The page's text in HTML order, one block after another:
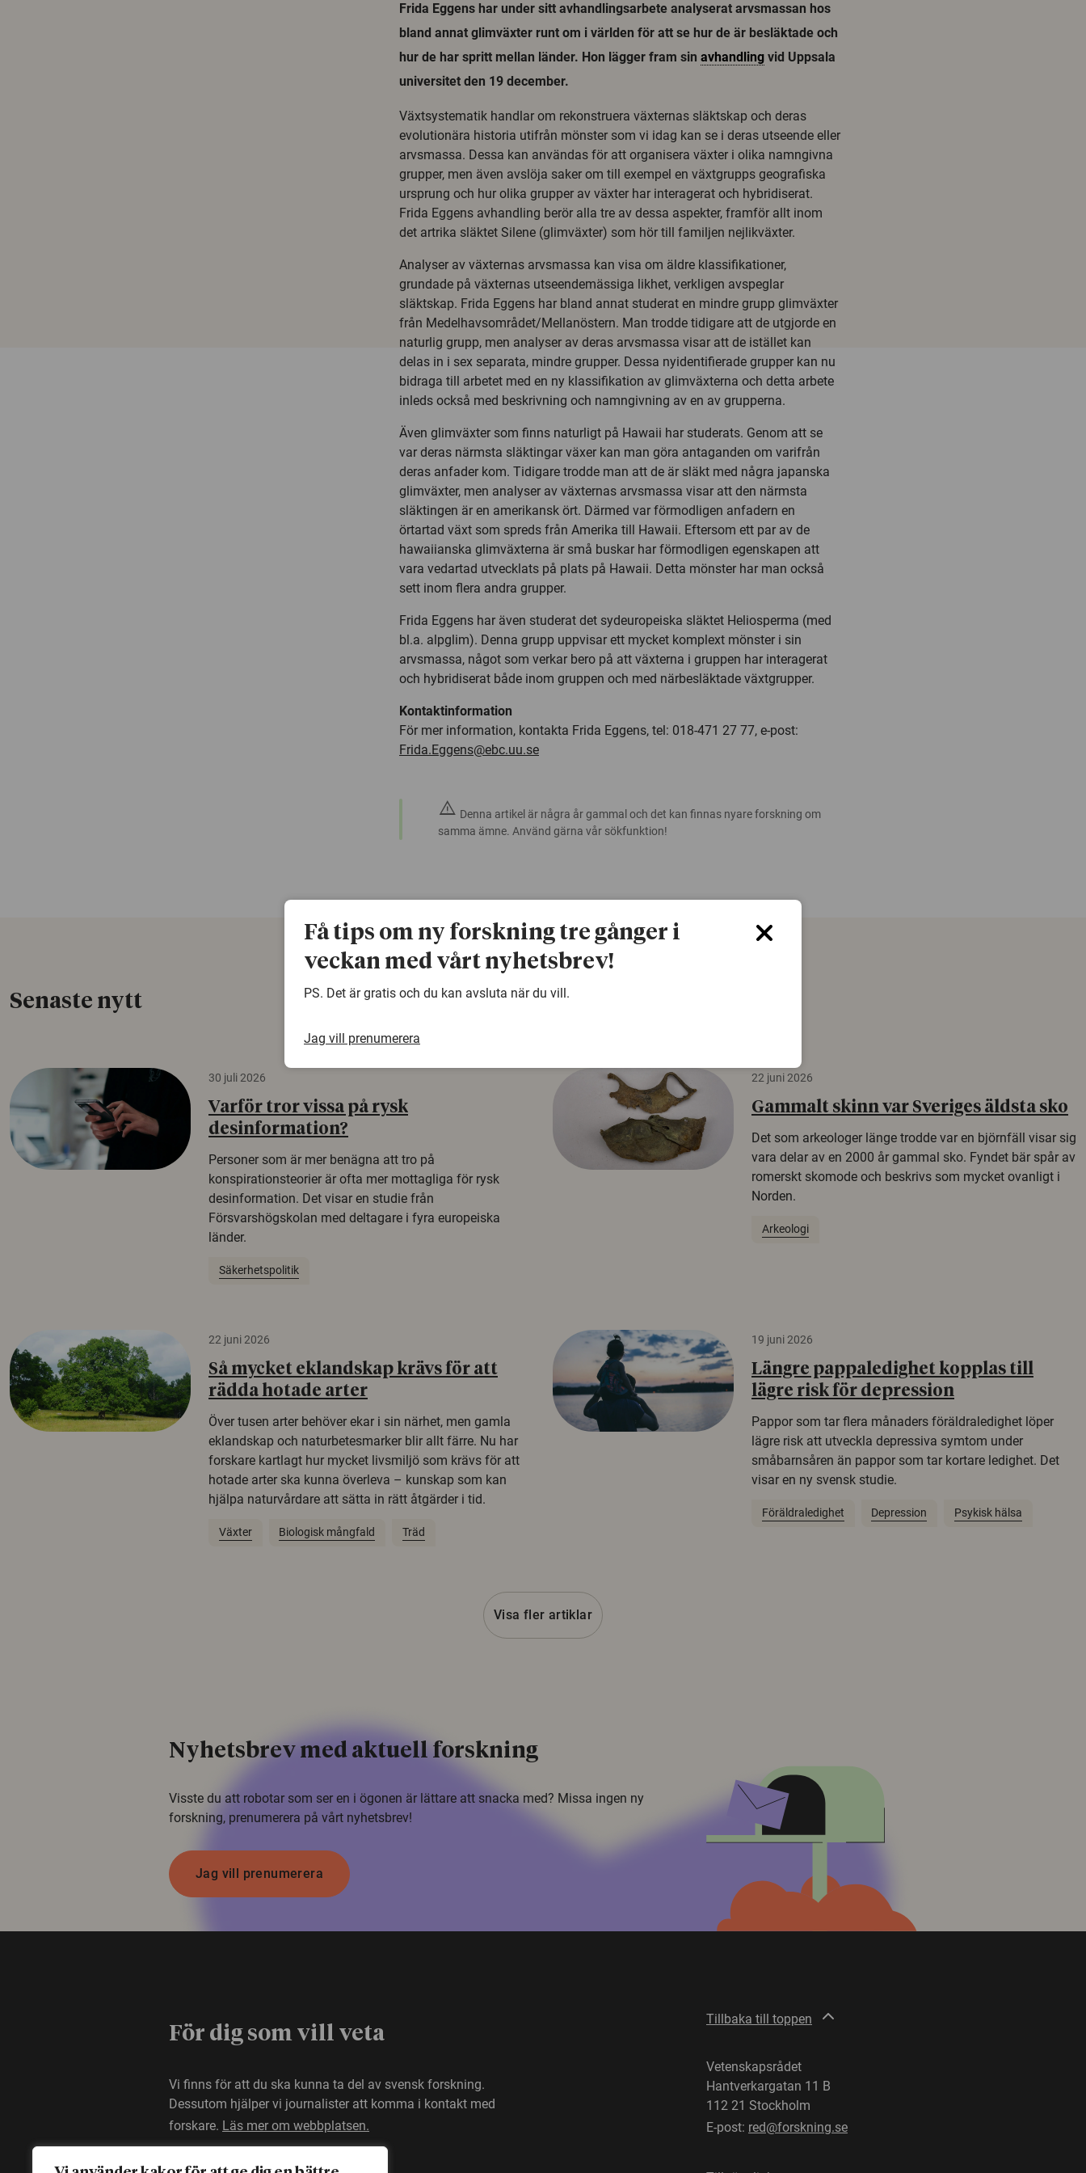
Frida Eggens har under sitt avhandlingsarbete analyserat arvsmassan hos
bland annat glimväxter runt om i världen för att se hur de är besläktade och
hur de har spritt mellan länder. Hon lägger fram sin avhandling vid Uppsala
universitet den 19 december.
Växtsystematik handlar om rekonstruera växternas släktskap och deras
evolutionära historia utifrån mönster som vi idag kan se i deras utseende eller
arvsmassa. Dessa kan användas för att organisera växter i olika namngivna
grupper, men även avslöja saker om till exempel en växtgrupps geografiska
ursprung och hur olika grupper av växter har interagerat och hybridiserat.
Frida Eggens avhandling berör alla tre av dessa aspekter, framför allt inom
det artrika släktet Silene (glimväxter) som hör till familjen nejlikväxter.
Analyser av växternas arvsmassa kan visa om äldre klassifikationer,
grundade på växternas utseendemässiga likhet, verkligen avspeglar
släktskap. Frida Eggens har bland annat studerat en mindre grupp glimväxter
från Medelhavsområdet/Mellanöstern. Man trodde tidigare att de utgjorde en
naturlig grupp, men analyser av deras arvsmassa visar att de istället kan
delas in i sex separata, mindre grupper. Dessa nyidentifierade grupper kan nu
bidraga till arbetet med en ny klassifikation av glimväxterna och detta arbete
inleds också med beskrivning och namngivning av en av grupperna.
Även glimväxter som finns naturligt på Hawaii har studerats. Genom att se
var deras närmsta släktingar växer kan man göra antaganden om varifrån
deras anfader kom. Tidigare trodde man att de är släkt med några japanska
glimväxter, men analyser av växternas arvsmassa visar att den närmsta
släktingen är en amerikansk ört. Därmed var förmodligen anfadern en
örtartad växt som spreds från Amerika till Hawaii. Eftersom ett par av de
hawaiianska glimväxterna är små buskar har förmodligen egenskapen att
vara vedartad utvecklats på plats på Hawaii. Detta mönster har man också
sett inom flera andra grupper.
Frida Eggens har även studerat det sydeuropeiska släktet Heliosperma (med
bl.a. alpglim). Denna grupp uppvisar ett mycket komplext mönster i sin
arvsmassa, något som verkar bero på att växterna i gruppen har interagerat
och hybridiserat både inom gruppen och med närbesläktade växtgrupper.
Kontaktinformation
För mer information, kontakta Frida Eggens, tel: 018-471 27 77, e-post:
Frida.Eggens@ebc.uu.se
warning Denna artikel är några år gammal och det kan finnas nyare forskning om
samma ämne. Använd gärna vår sökfunktion!
Senaste nytt
30 juli 2026
Varför tror vissa på rysk
desinformation?
Personer som är mer benägna att tro på
konspirationsteorier är ofta mer mottagliga för rysk
desinformation. Det visar en studie från
Försvarshögskolan med deltagare i fyra europeiska
länder.
Säkerhetspolitik
22 juni 2026
Gammalt skinn var Sveriges äldsta sko
Det som arkeologer länge trodde var en björnfäll visar sig
vara delar av en 2000 år gammal sko. Fyndet bär spår av
romerskt skomode och beskrivs som mycket ovanligt i
Norden.
Arkeologi
22 juni 2026
Så mycket eklandskap krävs för att
rädda hotade arter
Över tusen arter behöver ekar i sin närhet, men gamla
eklandskap och naturbetesmarker blir allt färre. Nu har
forskare kartlagt hur mycket livsmiljö som krävs för att
hotade arter ska kunna överleva – kunskap som kan
hjälpa naturvårdare att sätta in rätt åtgärder i tid.
Växter Biologisk mångfald Träd
19 juni 2026
Längre pappaledighet kopplas till
lägre risk för depression
Pappor som tar flera månaders föräldraledighet löper
lägre risk att utveckla depressiva symtom under
småbarnsåren än pappor som tar kortare ledighet. Det
visar en ny svensk studie.
Föräldraledighet Depression Psykisk hälsa
Visa fler artiklar
Nyhetsbrev med aktuell forskning
Visste du att robotar som ser en i ögonen är lättare att snacka med? Missa ingen ny
forskning, prenumerera på vårt nyhetsbrev!
Jag vill prenumerera
För dig som vill veta
Vi finns för att du ska kunna ta del av svensk forskning.
Dessutom hjälper vi journalister att komma i kontakt med
forskare. Läs mer om webbplatsen.
Tillbaka till toppen
Vetenskapsrådet
Hantverkargatan 11 B
112 21 Stockholm
E-post: red@forskning.se
Få tips om ny forskning tre gånger i
veckan med vårt nyhetsbrev!
PS. Det är gratis och du kan avsluta när du vill.
Jag vill prenumerera